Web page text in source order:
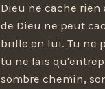
Dieu ne cache rien
de Dieu ne peut
brille en lui. Tu ne
tu ne fais
sombre chemin,